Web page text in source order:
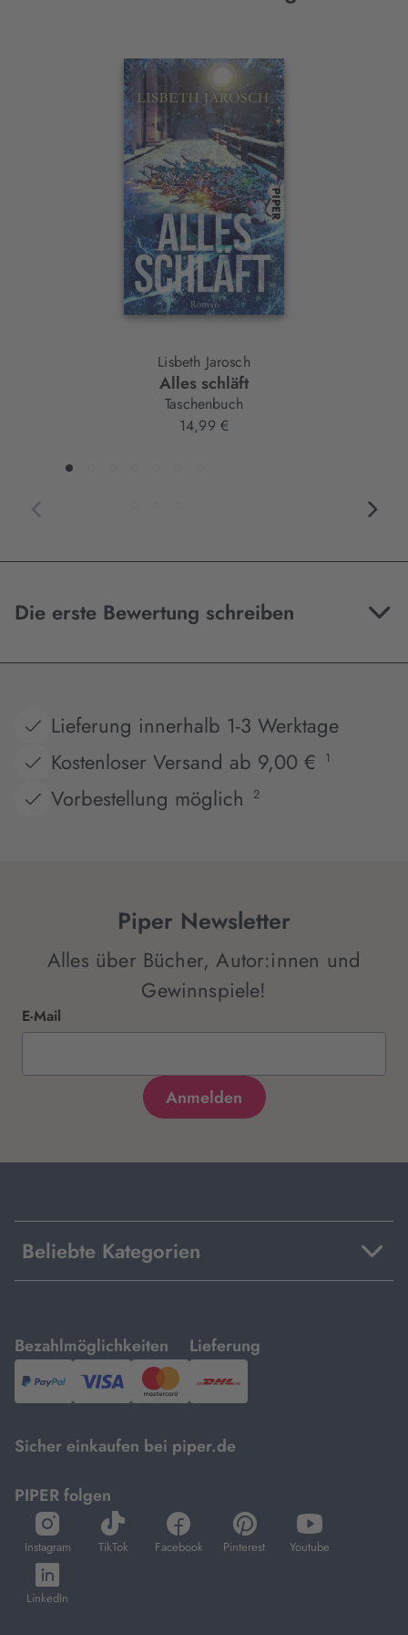
Interaktives
Lisbeth Jarosch
Alles schläft
Taschenbuch
14,99 €
Die erste Bewertung schreiben
Lieferung innerhalb 1-3 Werktage
Kostenloser Versand ab 9,00 €
1
Vorbestellung möglich 2
Piper Newsletter
Alles über Bücher, Autor:innen und
Gewinnspiele!
E-Mail
Beliebte Kategorien
Bezahlmöglichkeiten
mit
PayPal,Visa
und
Lieferung
mit
DHL.
Sicher einkaufen bei piper.de
PIPER folgen
Instagram
öffnet
in
neuem
Tab
TikTok
öffnet
in
Facebook
öffnet
in
Pinterest
öffnet
in
Youtube
öffnet
in
LinkedIn
öffnet
in